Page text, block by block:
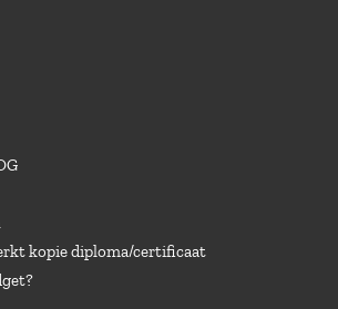
kopie diploma/certificaat